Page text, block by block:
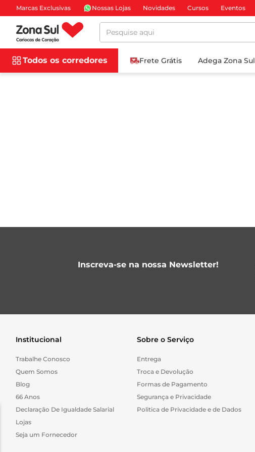
Marcas Exclusivas Nossas Lojas Novidades Cursos Eventos
Pesquise aqui
Todos os corredores Frete Grátis Adega Zona Sul
Inscreva-se na nossa Newsletter!
Institucional
Trabalhe Conosco
Quem Somos
Blog
66 Anos
Declaração De Igualdade Salarial
Lojas
Seja um Fornecedor
Sobre o Serviço
Entrega
Troca e Devolução
Formas de Pagamento
Segurança e Privacidade
Politica de Privacidade e de Dados